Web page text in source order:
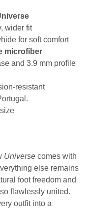
wider fit
for soft comfort
microfiber
and 3.9 mm profile
resistant
Universe comes with
else remains
foot freedom and
flawlessly united.
outfit into a